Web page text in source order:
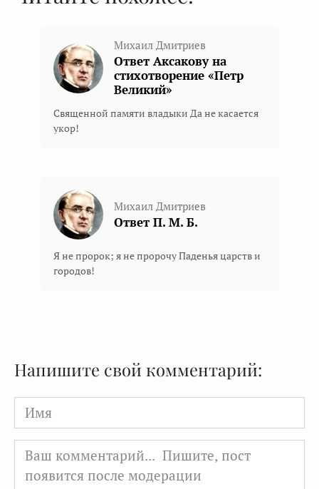
Михаил Дмитриев
Ответ Аксакову на
стихотворение «Петр
Великий»
Священной памяти владыки Да не касается
укор!
Михаил Дмитриев
Ответ П. М. Б.
Я не пророк; я не пророчу Паденья царств и
городов!
Напишите свой комментарий:
Имя